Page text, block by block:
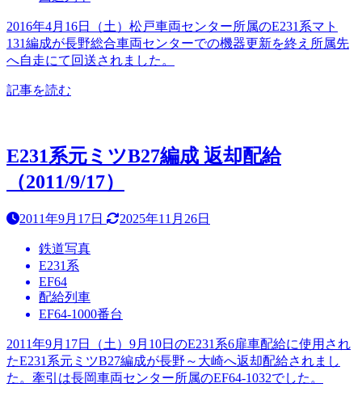
2016年4月16日（土）松戸車両センター所属のE231系マト
131編成が長野総合車両センターでの機器更新を終え所属先
へ自走にて回送されました。
記事を読む
E231系元ミツB27編成 返却配給
（2011/9/17）
2011年9月17日 2025年11月26日
鉄道写真
E231系
EF64
配給列車
EF64-1000番台
2011年9月17日（土）9月10日のE231系6扉車配給に使用され
たE231系元ミツB27編成が長野～大崎へ返却配給されまし
た。牽引は長岡車両センター所属のEF64-1032でした。